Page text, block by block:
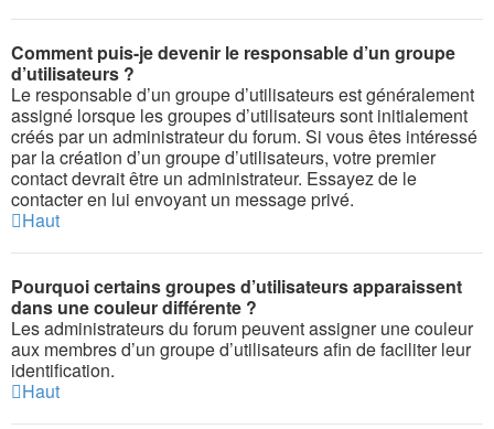
Comment puis-je devenir le responsable d’un groupe
d’utilisateurs ?
Le responsable d’un groupe d’utilisateurs est généralement
assigné lorsque les groupes d’utilisateurs sont initialement
créés par un administrateur du forum. Si vous êtes intéressé
par la création d’un groupe d’utilisateurs, votre premier
contact devrait être un administrateur. Essayez de le
contacter en lui envoyant un message privé.
Haut
Pourquoi certains groupes d’utilisateurs apparaissent
dans une couleur différente ?
Les administrateurs du forum peuvent assigner une couleur
aux membres d’un groupe d’utilisateurs afin de faciliter leur
identification.
Haut